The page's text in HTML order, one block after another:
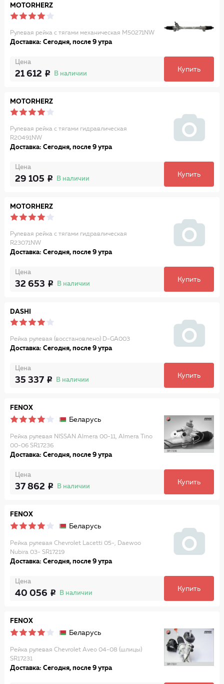
MOTORHERZ
Рулевая рейка с тягами механическая M50271NW
Доставка: Сегодня, после 9 утра
Цена
21 612 В наличии
Купить
MOTORHERZ
Рулевая рейка с тягами гидравлическая
R20491NW
Доставка: Сегодня, после 9 утра
Цена
29 105 В наличии
Купить
MOTORHERZ
Рулевая рейка с тягами гидравлическая
R23071NW
Доставка: Сегодня, после 9 утра
Цена
32 653 В наличии
Купить
DASHI
Рейка рулевая (восстановлено) D-GA003
Доставка: Сегодня, после 9 утра
Цена
35 337 В наличии
Купить
FENOX
Беларусь
Рейка рулевая NISSAN Almera 00-11, Almera Tino
00-06 SR17236
Доставка: Сегодня, после 9 утра
Цена
37 862 В наличии
Купить
FENOX
Беларусь
Рейка рулевая Chevrolet Lacetti 05-, Daewoo
Nubira 03- SR17219
Доставка: Сегодня, после 9 утра
Цена
40 056 В наличии
Купить
FENOX
Беларусь
Рейка рулевая Chevrolet Aveo 04-08 (шлицы)
SR17231
Доставка: Сегодня, после 9 утра